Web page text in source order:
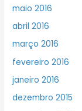
maio 2016
abril 2016
março 2016
fevereiro 2016
janeiro 2016
dezembro 2015